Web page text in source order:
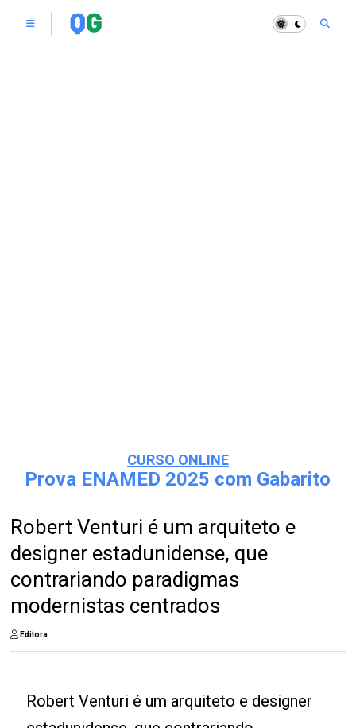
CURSO ONLINE
Prova ENAMED 2025 com Gabarito
Robert Venturi é um arquiteto e
designer estadunidense, que
contrariando paradigmas
modernistas centrados
Editora
Robert Venturi é um arquiteto e designer